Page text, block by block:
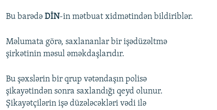
Bu barədə DİN-in mətbuat xidmətindən bildiriblər.
Məlumata görə, saxlananlar bir işədüzəltmə
şirkətinin məsul əməkdaşlarıdır.
Bu şəxslərin bir qrup vətəndaşın polisə
şikayətindən sonra saxlandığı qeyd olunur.
Şikayətçilərin işə düzələcəkləri vədi ilə